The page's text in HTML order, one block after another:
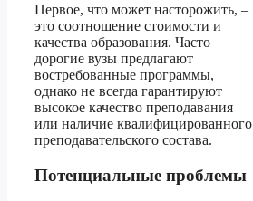
Первое, что может насторожить, –
это соотношение стоимости и
качества образования. Часто
дорогие вузы предлагают
востребованные программы,
однако не всегда гарантируют
высокое качество преподавания
или наличие квалифицированного
преподавательского состава.
Потенциальные проблемы